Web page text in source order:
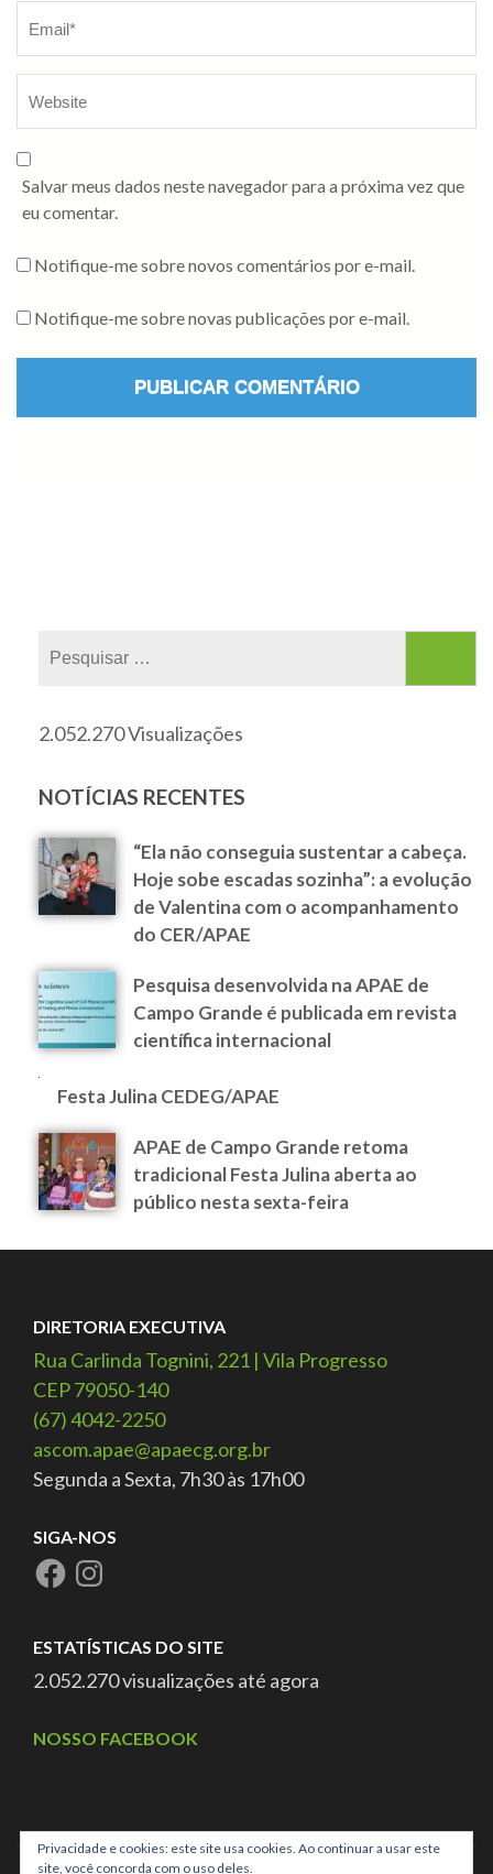
Salvar meus dados neste navegador para a próxima vez que
eu comentar.
Notifique-me sobre novos comentários por e-mail.
Notifique-me sobre novas publicações por e-mail.
2.052.270 Visualizações
NOTÍCIAS RECENTES
“Ela não conseguia sustentar a cabeça.
Hoje sobe escadas sozinha”: a evolução
de Valentina com o acompanhamento
do CER/APAE
Pesquisa desenvolvida na APAE de
Campo Grande é publicada em revista
científica internacional
Festa Julina CEDEG/APAE
APAE de Campo Grande retoma
tradicional Festa Julina aberta ao
público nesta sexta-feira
DIRETORIA EXECUTIVA
Rua Carlinda Tognini, 221 | Vila Progresso
CEP 79050-140
(67) 4042-2250
ascom.apae@apaecg.org.br
Segunda a Sexta, 7h30 às 17h00
SIGA-NOS
ESTATÍSTICAS DO SITE
2.052.270 visualizações até agora
NOSSO FACEBOOK
Privacidade e cookies: este site usa cookies. Ao continuar a usar este
site, você concorda com o uso deles.